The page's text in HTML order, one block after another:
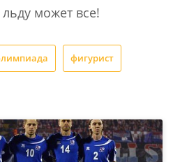
может все!
фигурист